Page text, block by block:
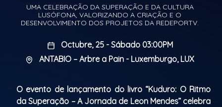
UMA CELEBRAÇÃO DA SUPERAÇÃO E DA CULTURA
LUSÓFONA, VALORIZANDO A CRIAÇÃO E O
DESENVOLVIMENTO DOS PROJETOS DA REDEPORTV.
Octubre, 25 - Sábado 03:00PM
ANTABIO – Arbre a Pain - Luxemburgo, LUX
O evento de lançamento do livro “Kuduro: O Ritmo
da Superação – A Jornada de Leon Mendes” celebra